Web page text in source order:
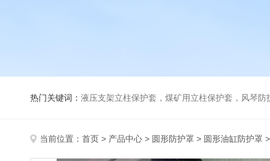
热门关键词： 液压支架立柱保护套，煤矿用立柱保护套，风琴
当前位置： 首页 > 产品中心 > 圆形防护罩 > 圆形油缸防护罩